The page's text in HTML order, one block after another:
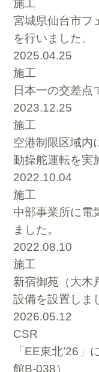
施工
宮城県仙台市フ
を行いました。
2025.04.25
施工
日本一の交差点
2023.12.25
施工
空港制限区域内
動操舵運転を実
2022.10.04
施工
中部事業所に電
ました。
2022.08.10
施工
新宿御苑（大木
設備を設置しま
2026.05.12
CSR
「EE東北’26
館B-038）